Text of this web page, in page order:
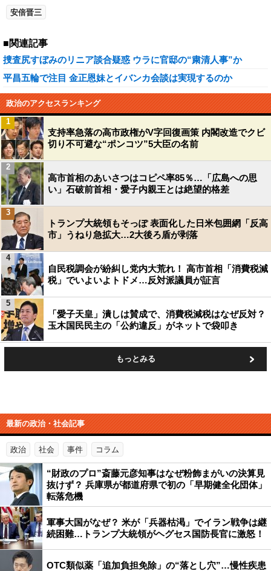
安倍晋三
■関連記事
捜査尻すぼみのリニア談合疑惑 ウラに官邸の“粛清人事”か
平昌五輪で注目 金正恩妹とイバンカ会談は実現するのか
政治のアクセスランキング
支持率急落の高市政権がV字回復画策 内閣改造でクビ
切り不可避な“ポンコツ”5大臣の名前
1
高市首相のあいさつはコピペ率85％…「広島への思
い」石破前首相・愛子内親王とは絶望的格差
2
トランプ大統領もそっぽ 表面化した日米包囲網「反高
市」うねり急拡大…2大後ろ盾が剥落
3
自民税調会が紛糾し党内大荒れ！ 高市首相「消費税減
税」でいよいよトドメ…反対派議員が証言
4
「愛子天皇」潰しは賛成で、消費税減税はなぜ反対？
玉木国民民主の「公約違反」がネットで袋叩き
5
もっとみる
最新の政治・社会記事
政治 社会 事件 コラム
“財政のプロ”斎藤元彦知事はなぜ粉飾まがいの決算見
抜けず？ 兵庫県が都道府県で初の「早期健全化団体」
転落危機
軍事大国がなぜ？ 米が「兵器枯渇」でイラン戦争は継
続困難…トランプ大統領がヘグセス国防長官に激怒！
OTC類似薬「追加負担免除」の“落とし穴”…慢性疾患